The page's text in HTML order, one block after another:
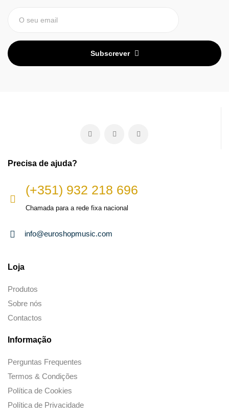
Subscrever
Precisa de ajuda?
(+351) 932 218 696
Chamada para a rede fixa nacional
info@euroshopmusic.com
Loja
Produtos
Sobre nós
Contactos
Informação
Perguntas Frequentes
Termos & Condições
Política de Cookies
Política de Privacidade